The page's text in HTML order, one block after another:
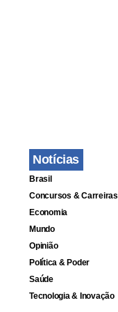
Notícias
Brasil
Concursos & Carreiras
Economia
Mundo
Opinião
Política & Poder
Saúde
Tecnologia & Inovação